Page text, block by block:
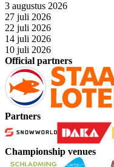
3 augustus 2026
27 juli 2026
22 juli 2026
14 juli 2026
10 juli 2026
Official partners
Partners
Championship venues